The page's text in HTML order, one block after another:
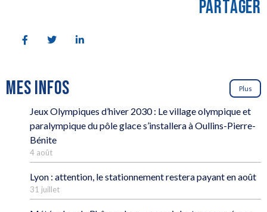
PARTAGER
MES INFOS Plus
Jeux Olympiques d’hiver 2030 : Le village olympique et
paralympique du pôle glace s’installera à Oullins-Pierre-
Bénite
4 août
Lyon : attention, le stationnement restera payant en août
31 juillet